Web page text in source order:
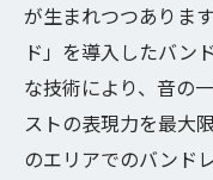
が生まれつつありま
ド」を導入したバン
な技術により、音の
ストの表現力を最大
のエリアでのバンド